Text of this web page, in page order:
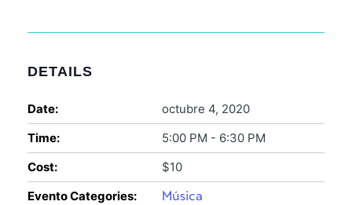
DETAILS
Date:
octubre 4, 2020
Time:
5:00 PM - 6:30 PM
Cost:
$10
Evento Categories:
Música